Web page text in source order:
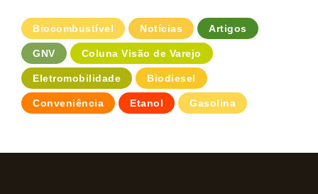
Biocombustível Notícias Artigos
GNV Coluna Visão de Varejo
Eletromobilidade Biodiesel
Conveniência Etanol Gasolina